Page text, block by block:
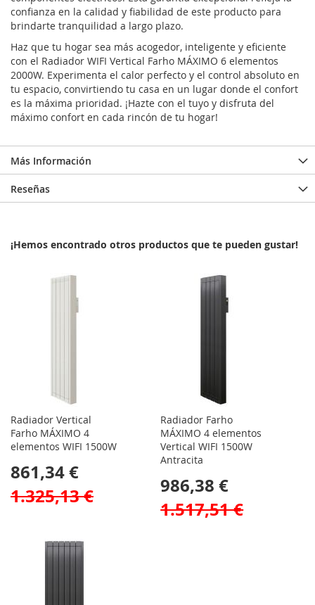
confianza en la calidad y fiabilidad de este producto para
brindarte tranquilidad a largo plazo.
Haz que tu hogar sea más acogedor, inteligente y eficiente
con el Radiador WIFI Vertical Farho MÁXIMO 6 elementos
2000W. Experimenta el calor perfecto y el control absoluto en
tu espacio, convirtiendo tu casa en un lugar donde el confort
es la máxima prioridad. ¡Hazte con el tuyo y disfruta del
máximo confort en cada rincón de tu hogar!
Más Información
Reseñas
¡Hemos encontrado otros productos que te pueden gustar!
Radiador Vertical
Farho MÁXIMO 4
elementos WIFI 1500W
861,34 €
1.325,13 €
Radiador Farho
MÁXIMO 4 elementos
Vertical WIFI 1500W
Antracita
986,38 €
1.517,51 €